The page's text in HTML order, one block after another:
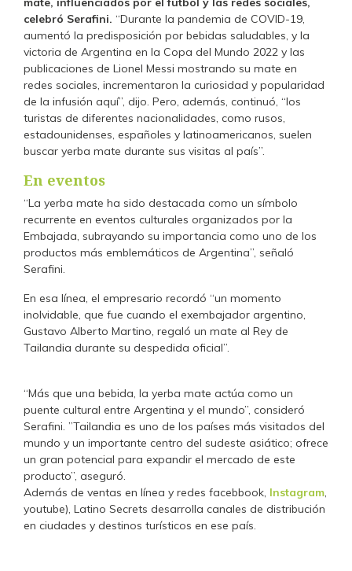
celebró Serafini. “Durante la pandemia de COVID-19,
aumentó la predisposición por bebidas saludables, y la
victoria de Argentina en la Copa del Mundo 2022 y las
publicaciones de Lionel Messi mostrando su mate en
redes sociales, incrementaron la curiosidad y popularidad
de la infusión aquí”, dijo. Pero, además, continuó, “los
turistas de diferentes nacionalidades, como rusos,
estadounidenses, españoles y latinoamericanos, suelen
buscar yerba mate durante sus visitas al país”.
En eventos
“La yerba mate ha sido destacada como un símbolo
recurrente en eventos culturales organizados por la
Embajada, subrayando su importancia como uno de los
productos más emblemáticos de Argentina”, señaló
Serafini.
En esa línea, el empresario recordó “un momento
inolvidable, que fue cuando el exembajador argentino,
Gustavo Alberto Martino, regaló un mate al Rey de
Tailandia durante su despedida oficial”.
“Más que una bebida, la yerba mate actúa como un
puente cultural entre Argentina y el mundo”, consideró
Serafini. ”Tailandia es uno de los países más visitados del
mundo y un importante centro del sudeste asiático; ofrece
un gran potencial para expandir el mercado de este
producto”, aseguró.
Además de ventas en línea y redes facebbook, Instagram,
youtube), Latino Secrets desarrolla canales de distribución
en ciudades y destinos turísticos en ese país.